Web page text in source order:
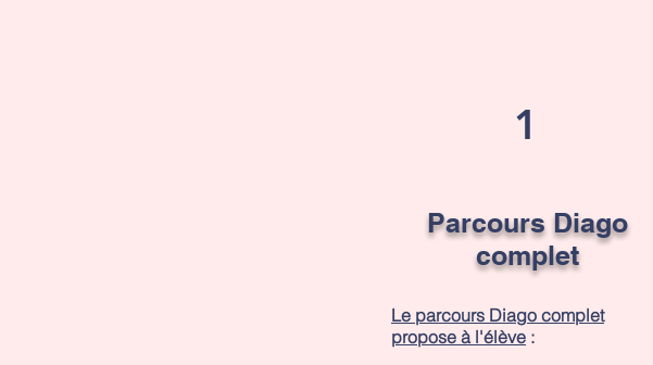
1
Parcours Diago
complet
Le parcours Diago complet
propose à l'élève :